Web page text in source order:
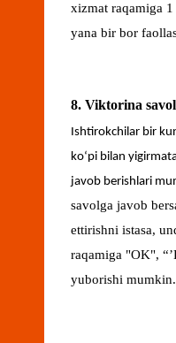
xizmat raqamiga
yana bir bor
8. Viktorina
Ishtirokchilar bir
koʻpi bilan
javob berishlari
savolga javob
ettirishni istasa,
raqamiga "OK",
yuborishi mumkin.